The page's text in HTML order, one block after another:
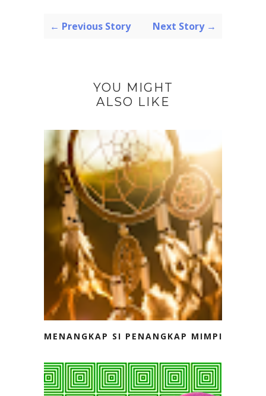
← Previous Story Next Story →
YOU MIGHT
ALSO LIKE
MENANGKAP SI PENANGKAP MIMPI